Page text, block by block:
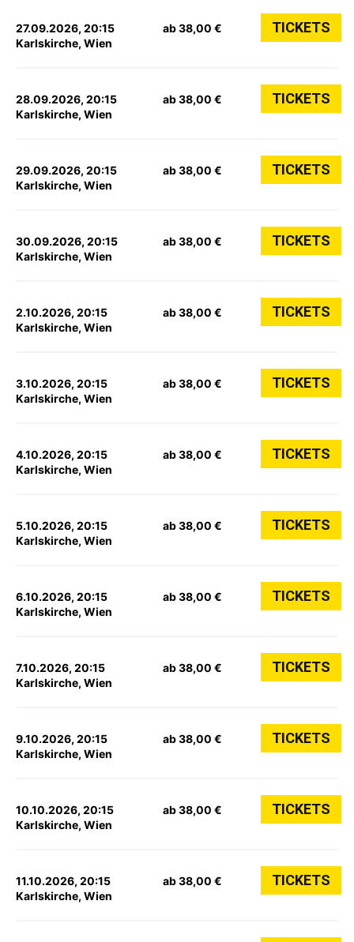
27.09.2026, 20:15
Karlskirche, Wien
ab 38,00 € TICKETS
28.09.2026, 20:15
Karlskirche, Wien
ab 38,00 € TICKETS
29.09.2026, 20:15
Karlskirche, Wien
ab 38,00 € TICKETS
30.09.2026, 20:15
Karlskirche, Wien
ab 38,00 € TICKETS
2.10.2026, 20:15
Karlskirche, Wien
ab 38,00 € TICKETS
3.10.2026, 20:15
Karlskirche, Wien
ab 38,00 € TICKETS
4.10.2026, 20:15
Karlskirche, Wien
ab 38,00 € TICKETS
5.10.2026, 20:15
Karlskirche, Wien
ab 38,00 € TICKETS
6.10.2026, 20:15
Karlskirche, Wien
ab 38,00 € TICKETS
7.10.2026, 20:15
Karlskirche, Wien
ab 38,00 € TICKETS
9.10.2026, 20:15
Karlskirche, Wien
ab 38,00 € TICKETS
10.10.2026, 20:15
Karlskirche, Wien
ab 38,00 € TICKETS
11.10.2026, 20:15
Karlskirche, Wien
ab 38,00 € TICKETS